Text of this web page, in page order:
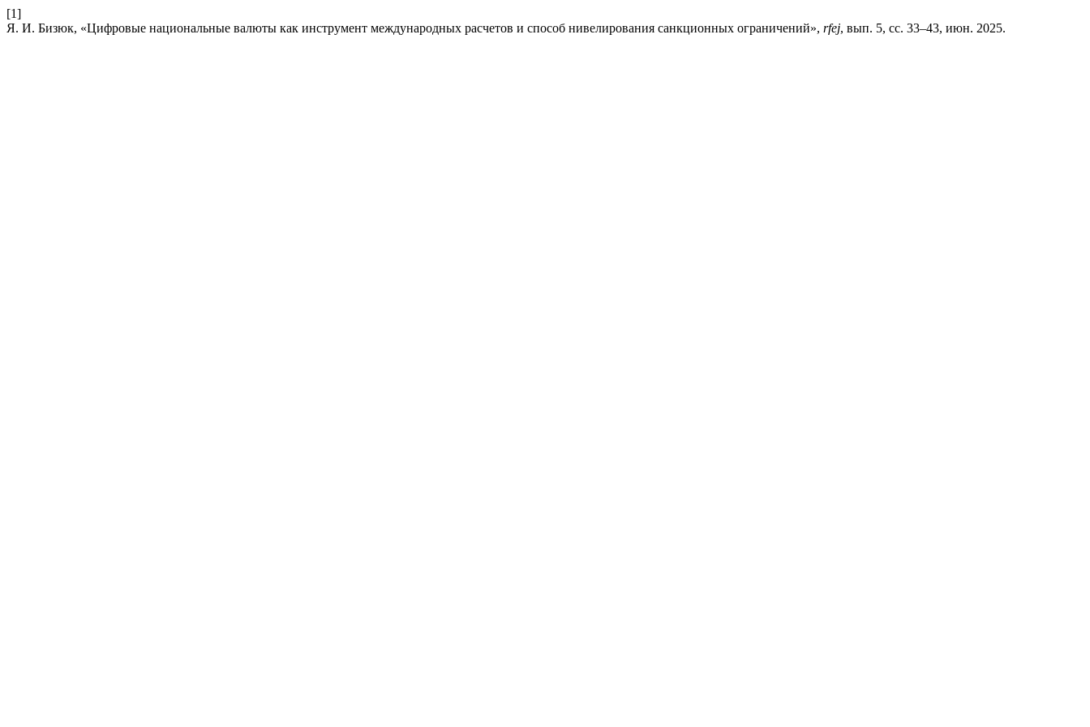
[1]
Я. И. Бизюк, «Цифровые национальные валюты как инструмент международных расчетов и способ нивелирования санкционных ограничений», rfej, вып. 5, сс. 33–43, июн. 2025.